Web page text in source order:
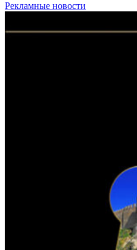
Рекламные новости